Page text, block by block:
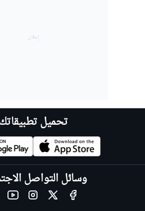
تحميل
وسائل التواصل